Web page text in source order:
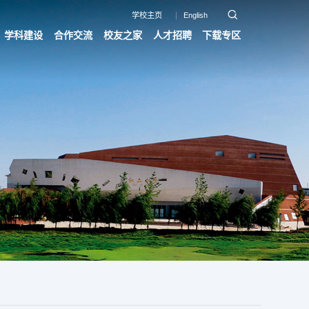
学校主页 English
学科建设 合作交流 校友之家 人才招聘 下载专区